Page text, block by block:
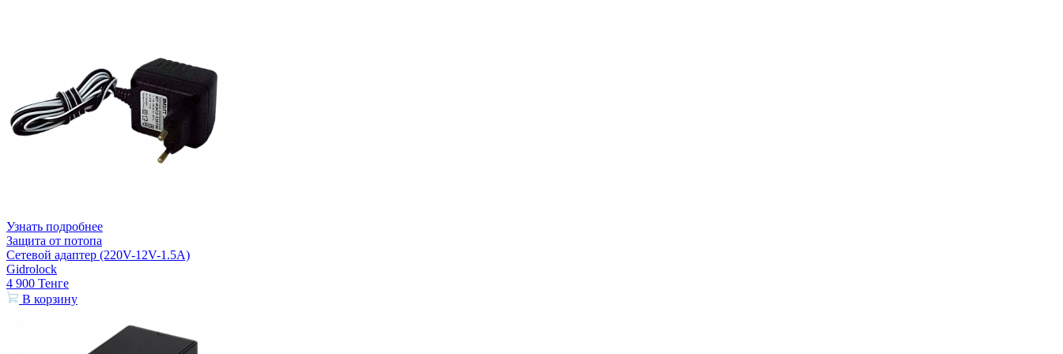
Узнать подробнее
Защита от потопа
Сетевой адаптер (220V-12V-1.5A)
Gidrolock
4 900 Тенге
В корзину